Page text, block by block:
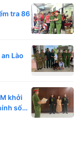
tra 86
Lào
khởi
số